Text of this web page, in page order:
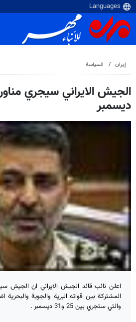
إيران السياسة
الجيش الايراني سيجري
ديسمبر
اعلن نائب قائد الجيش الايراني ان الجيش
المشتركة بين قواته البرية والجوية والبحرية
والتي ستجري بين 25 و31 ديسمبر .